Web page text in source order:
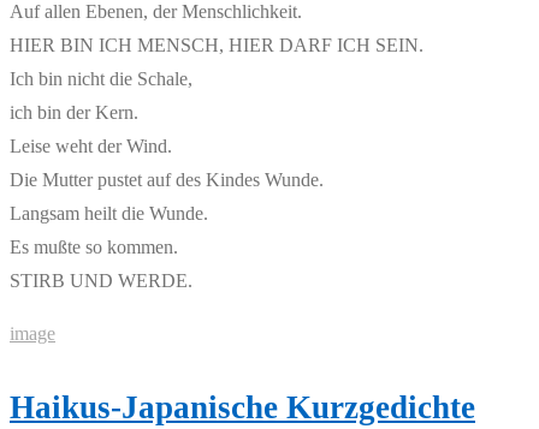
Auf allen Ebenen, der Menschlichkeit.
HIER BIN ICH MENSCH, HIER DARF ICH SEIN.
Ich bin nicht die Schale,
ich bin der Kern.
Leise weht der Wind.
Die Mutter pustet auf des Kindes Wunde.
Langsam heilt die Wunde.
Es mußte so kommen.
STIRB UND WERDE.
image
Haikus-Japanische Kurzgedichte